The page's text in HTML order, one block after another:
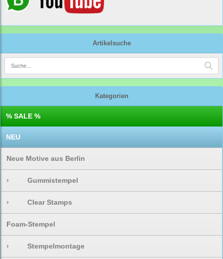
Artikelsuche
Kategorien
% SALE %
NEU
Neue Motive aus Berlin
› Gummistempel
› Clear Stamps
Foam-Stempel
› Stempelmontage